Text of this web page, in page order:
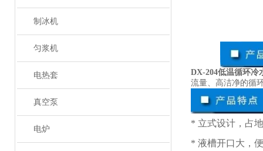
制冰机
匀浆机
电热套
真空泵
电炉
DX-204低温循环冷
流量、高洁净的循
* 立式设计，占
* 液槽开口大，